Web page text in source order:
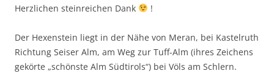
Herzlichen steinreichen Dank
!
Der Hexenstein liegt in der Nähe von Meran, bei Kastelruth
Richtung Seiser Alm, am Weg zur Tuff-Alm (ihres Zeichens
gekörte „schönste Alm Südtirols“) bei Völs am Schlern.